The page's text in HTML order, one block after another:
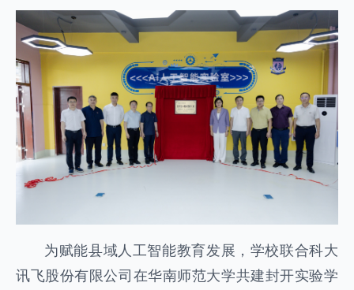
为赋能县域人工智能教育发展，学校联合科大
讯飞股份有限公司在华南师范大学共建封开实验学